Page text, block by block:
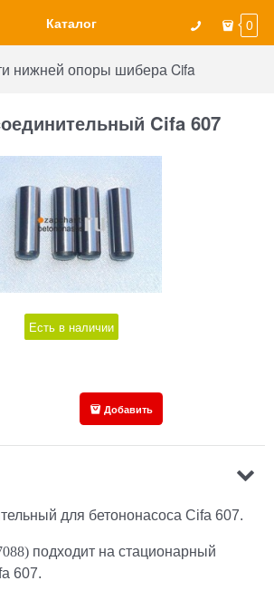
Каталог 0
нижней опоры шибера Cifa
Cifa 607
Есть в наличии
Добавить
для бетононасоса Cifa 607.
подходит на стационарный
607.